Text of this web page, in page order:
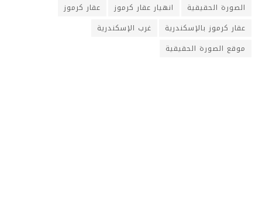
الصورة الحقيقية
انهيار عقار كرموز
عقار كرموز
عقار كرموز بالإسكندرية
غرب الإسكندرية
موقع الصورة الحقيقية